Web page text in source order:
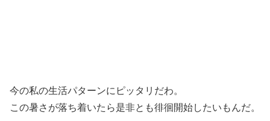
今の私の生活パターンにピッタリだわ。
この暑さが落ち着いたら是非とも徘徊開始したいもんだ。